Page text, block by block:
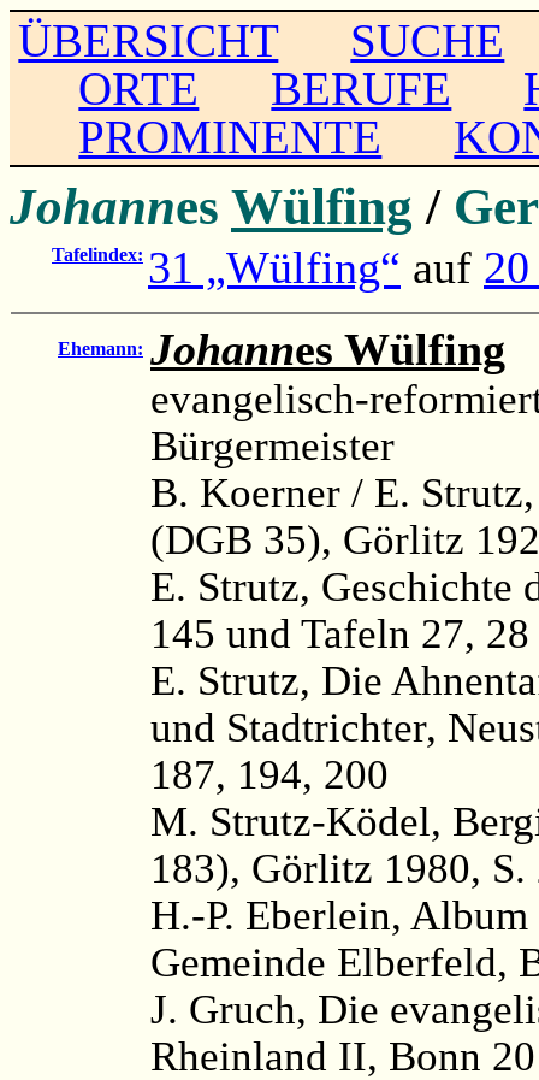
ÜBERSICHT
SUCHE
ORTE
BERUFE
PROMINENTE
Johannes Wülfing /
Tafelindex: 31 „Wülfing“ auf
Ehemann: Johannes Wülfing
evangelisch-
Bürgermeister
B. Koerner / E.
(DGB 35), Görlitz
E. Strutz, Geschichte
145 und Tafeln 27, 28
E. Strutz, Die
und Stadtrichter,
187, 194, 200
M. Strutz-Ködel,
183), Görlitz 1980, S.
H.-P. Eberlein,
Gemeinde Elberfeld,
J. Gruch, Die
Rheinland II, Bonn